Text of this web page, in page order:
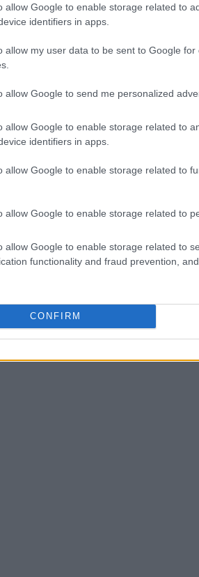
allow Google to enable storage related to
identifiers in apps.
allow my user data to be sent to Google for
allow Google to send me personalized
allow Google to enable storage related to
identifiers in apps.
allow Google to enable storage related to
allow Google to enable storage related to
allow Google to enable storage related to
functionality and fraud prevention,
CONFIRM
KEN PARCHES RYU STREET